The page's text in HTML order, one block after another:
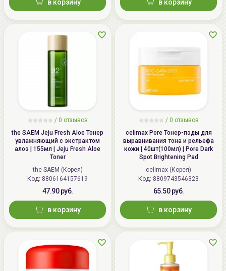
в корзину в корзину
/ 0 отзывов
the SAEM Jeju Fresh Aloe Тонер
увлажняющий с экстрактом
алоэ | 155мл | Jeju Fresh Aloe
Toner
the SAEM (Корея)
Код: 8806164157619
47.90 руб.
в корзину
/ 0 отзывов
celimax Pore Тонер-пэды для
выравнивания тона и рельефа
кожи | 40шт(100мл) | Pore Dark
Spot Brightening Pad
celimax (Корея)
Код: 8809743546323
65.50 руб.
в корзину